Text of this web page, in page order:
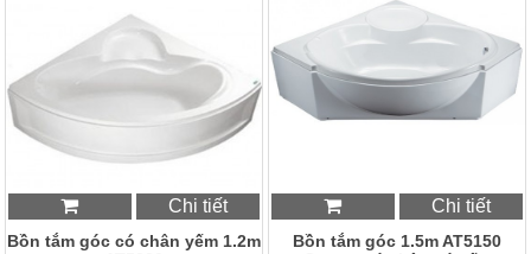
Chi tiết
Bồn tắm góc có chân yếm 1.2m
Chi tiết
Bồn tắm góc 1.5m AT5150